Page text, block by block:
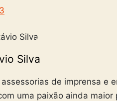
Silva
de imprensa e
uma paixão ainda